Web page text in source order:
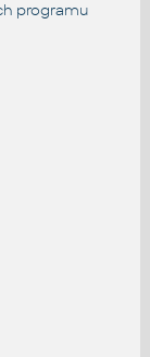
programu